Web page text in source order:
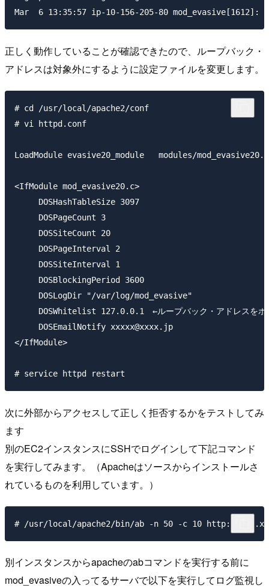
正しく動作していることが確認できたので、ループバック・
アドレスは対象外にするように設定ファイルを変更します。
# cd /usr/local/apache2/conf
# vi httpd.conf
LoadModule evasive20_module   modules/
<IfModule mod_evasive20.c>
     DOSHashTableSize 3097
     DOSPageCount 3
     DOSSiteCount 20
     DOSPageInterval 2
     DOSSiteInterval 1
     DOSBlockingPeriod 3600
     DOSLogDir "/var/log/mod_evasive"
DOSWhitelist 127.0.0.1　←ループバック・アドレスをホ
     DOSEmailNotify xxxxx@xxxx.jp
</IfModule>
次に外部からアクセスして正しく拒否するかをテストしてみ
ます
別のEC2インスタンスにSSHでログインして下記コマンド
を実行してみます。（Apacheはソースからインストールさ
れているものを利用しています。）
別インスタンスからapacheのabコマンドを実行する前に
mod_evasiveの入ってるサーバで以下を実行してログ監視し